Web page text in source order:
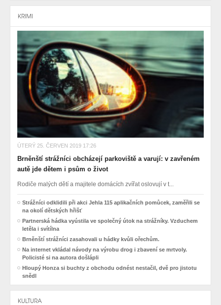
KRIMI
ÚTERÝ 25. ČERVEN 2019 17:26
Brněnští strážníci obcházejí parkoviště a varují: v zavřeném
autě jde dětem i psům o život
Rodiče malých dětí a majitele domácích zvířat oslovují v t...
Strážníci odklidili při akci Jehla 115 aplikačních pomůcek, zaměřili se
na okolí dětských hřišť
Partnerská hádka vyústila ve společný útok na strážníky. Vzduchem
letěla i svítílna
Brněnští strážníci zasahovali u hádky kvůli ořechům.
Na internet vkládal návody na výrobu drog i zbavení se mrtvoly.
Policisté si na autora došlápli
Hloupý Honza si buchty z obchodu odnést nestačil, dvě pro jistotu
snědl
KULTURA